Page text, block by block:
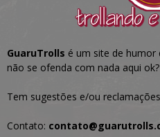
GuaruTrolls é um site de
não se ofenda com nada aqui ok?
Tem sugestões e/ou
Contato: